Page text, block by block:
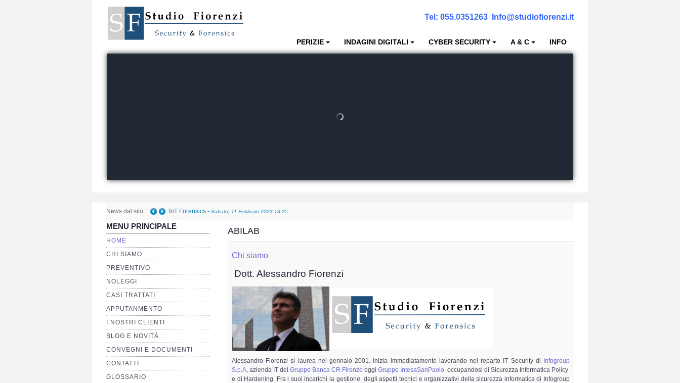
Tel: 055.0351263 Info@studiofiorenzi.it
PERIZIE INDAGINI DIGITALI CYBER SECURITY A & C INFO
News dal sito : IoT Forensics - Sabato, 11 Febbraio 2023 18:35
MENU PRINCIPALE
HOME
CHI SIAMO
PREVENTIVO
NOLEGGI
CASI TRATTATI
APPUTANMENTO
I NOSTRI CLIENTI
BLOG E NOVITÀ
CONVEGNI E DOCUMENTI
CONTATTI
GLOSSARIO
ABILAB
Chi siamo
Dott. Alessandro Fiorenzi
Alessandro Fiorenzi si laurea nel gennaio 2001. Inizia immediatamente lavorando nel reparto IT Security di Infogroup
S.p.A , azienda IT del Gruppo Banca CR Firenze oggi Gruppo IntesaSanPaolo , occupandosi di Sicurezza Informatica Policy
e di Hardening. Fra i suoi incarichi la gestione degli aspetti tecnici e organizzativi della sicurezza informatica di Infogroup